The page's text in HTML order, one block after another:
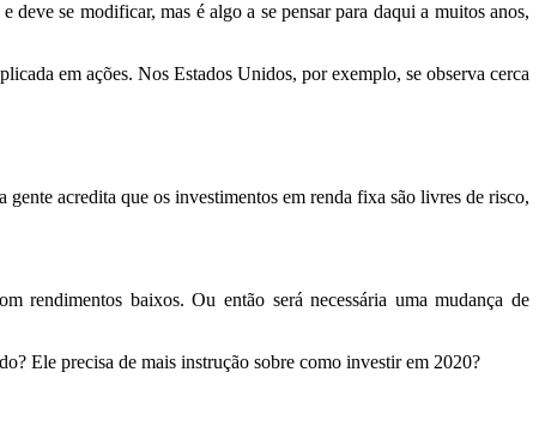
se modificar, mas é algo a se pensar para daqui a muitos anos,
em ações. Nos Estados Unidos, por exemplo, se observa cerca
acredita que os investimentos em renda fixa são livres de risco,
rendimentos baixos. Ou então será necessária uma mudança de
Ele precisa de mais instrução sobre como investir em 2020?